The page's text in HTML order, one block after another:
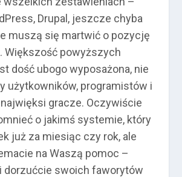
Drupal, jeszcze chyba
muszą się martwić o pozycję
Większość powyższych
dość ubogo wyposażona, nie
użytkowników, programistów i
gracze. Oczywiście
o jakimś systemie, który
już za miesiąc czy rok, ale
na Waszą pomoc –
dorzućcie swoich faworytów